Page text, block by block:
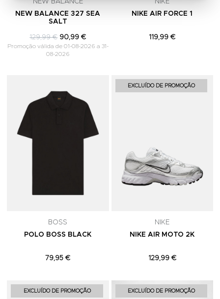
NEW BALANCE
NEW BALANCE 327 SEA
SALT
129,99 € 90,99 €
Promoção válida de 01-08-2026 a 31-
08-2026
NIKE
NIKE AIR FORCE 1
119,99 €
Adicionar aos Favoritos
BOSS
POLO BOSS BLACK
79,95 €
EXCLUÍDO DE PROMOÇÃO
NIKE
NIKE AIR MOTO 2K
129,99 €
EXCLUÍDO DE PROMOÇÃO Adicionar aos Favoritos
EXCLUÍDO DE PROMOÇÃO